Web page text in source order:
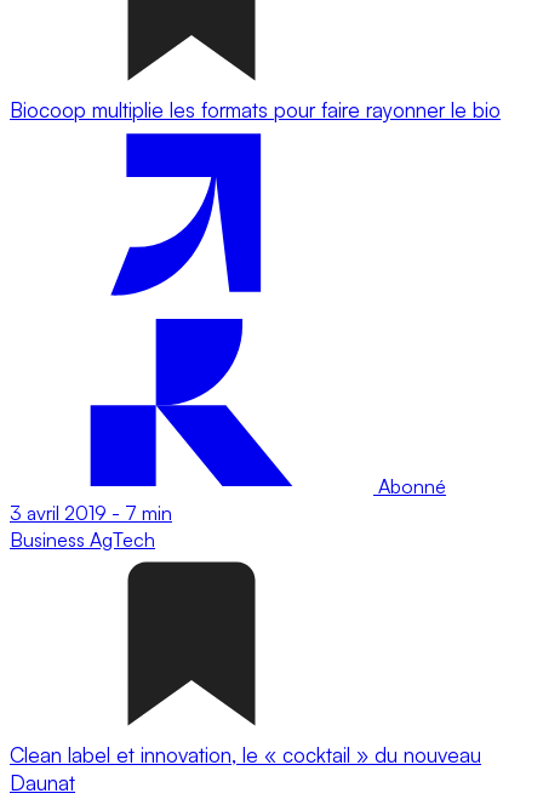
Biocoop multiplie les formats pour faire rayonner le bio
Abonné
3 avril 2019 - 7 min
Business AgTech
Clean label et innovation, le « cocktail » du nouveau
Daunat